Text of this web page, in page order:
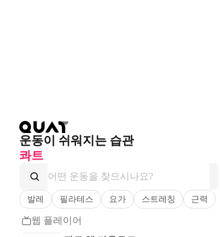
운동이 쉬워지는 습관
콰트
발레 필라테스 요가 스트레칭 근력
웹 플레이어